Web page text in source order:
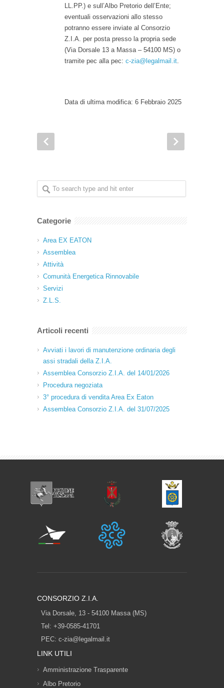
LL.PP.) e sull’Albo Pretorio dell’Ente;
eventuali osservazioni allo stesso
potranno essere inviate al Consorzio
Z.I.A. per posta presso la propria sede
(Via Dorsale 13 a Massa – 54100 MS) o
tramite pec alla pec: c-zia@legalmail.it.
Data di ultima modifica: 6 Febbraio 2025
Categorie
Area EX EATON
Assemblea
Attività
Comunità Energetica Rinnovabile
Servizi
Z.L.S.
Articoli recenti
Avviati i lavori di manutenzione ordinaria degli
assi stradali della Z.I.A.
Assemblea Consorzio Z.I.A. del 14/01/2026
Procedura negoziata
3° procedura di vendita Area Ex Eaton
Assemblea Consorzio Z.I.A. del 31/07/2025
CONSORZIO Z.I.A.
Via Dorsale, 13 - 54100 Massa (MS)
Tel: +39-0585-41701
PEC: c-zia@legalmail.it
LINK UTILI
Amministrazione Trasparente
Albo Pretorio